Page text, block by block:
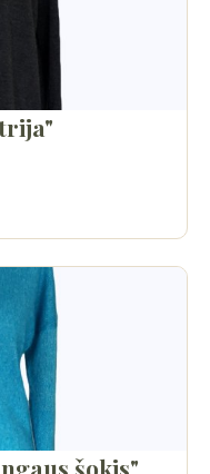
šokis"